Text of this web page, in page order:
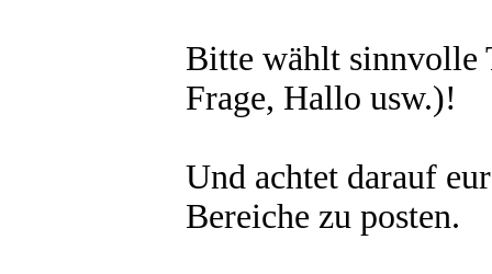
Bitte wählt sinnvolle
Frage, Hallo usw.)!
Und achtet darauf
Bereiche zu posten.